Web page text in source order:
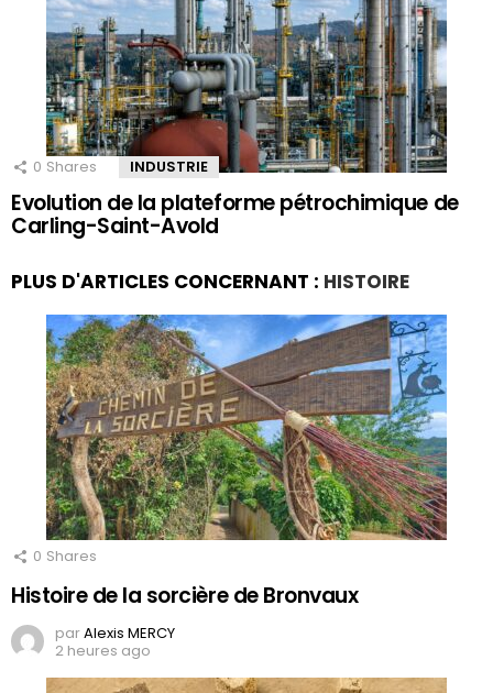
0 Shares INDUSTRIE
Evolution de la plateforme pétrochimique de
Carling-Saint-Avold
PLUS D'ARTICLES CONCERNANT : HISTOIRE
0 Shares
Histoire de la sorcière de Bronvaux
parAlexis MERCY
2 heures ago